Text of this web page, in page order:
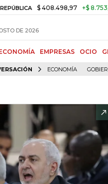
$ 408.498,97 +$ 8.753,81
DE 2026
EMPRESAS OCIO
ECONOMÍA